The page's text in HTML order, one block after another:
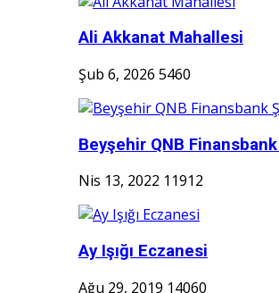
Ali Akkanat Mahallesi
Şub 6, 2026 5460
Beyşehir QNB
Nis 13, 2022 11912
Ay Işığı Eczanesi
Ağu 29, 2019 14060